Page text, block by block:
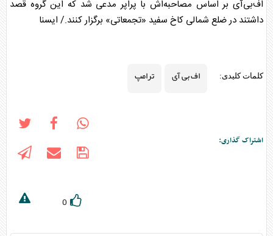
اف‌بی‌آی بر اساس مصاحبه‌اش با پراپر مدعی شد که این گروه قصد
داشتند در ضلع شمالی کاخ سفید «تجمعاتی» برگزار کنند./ ایسنا
کلمات کلیدی: اف بی آی ترامپ
اشتراک گذاری:
0